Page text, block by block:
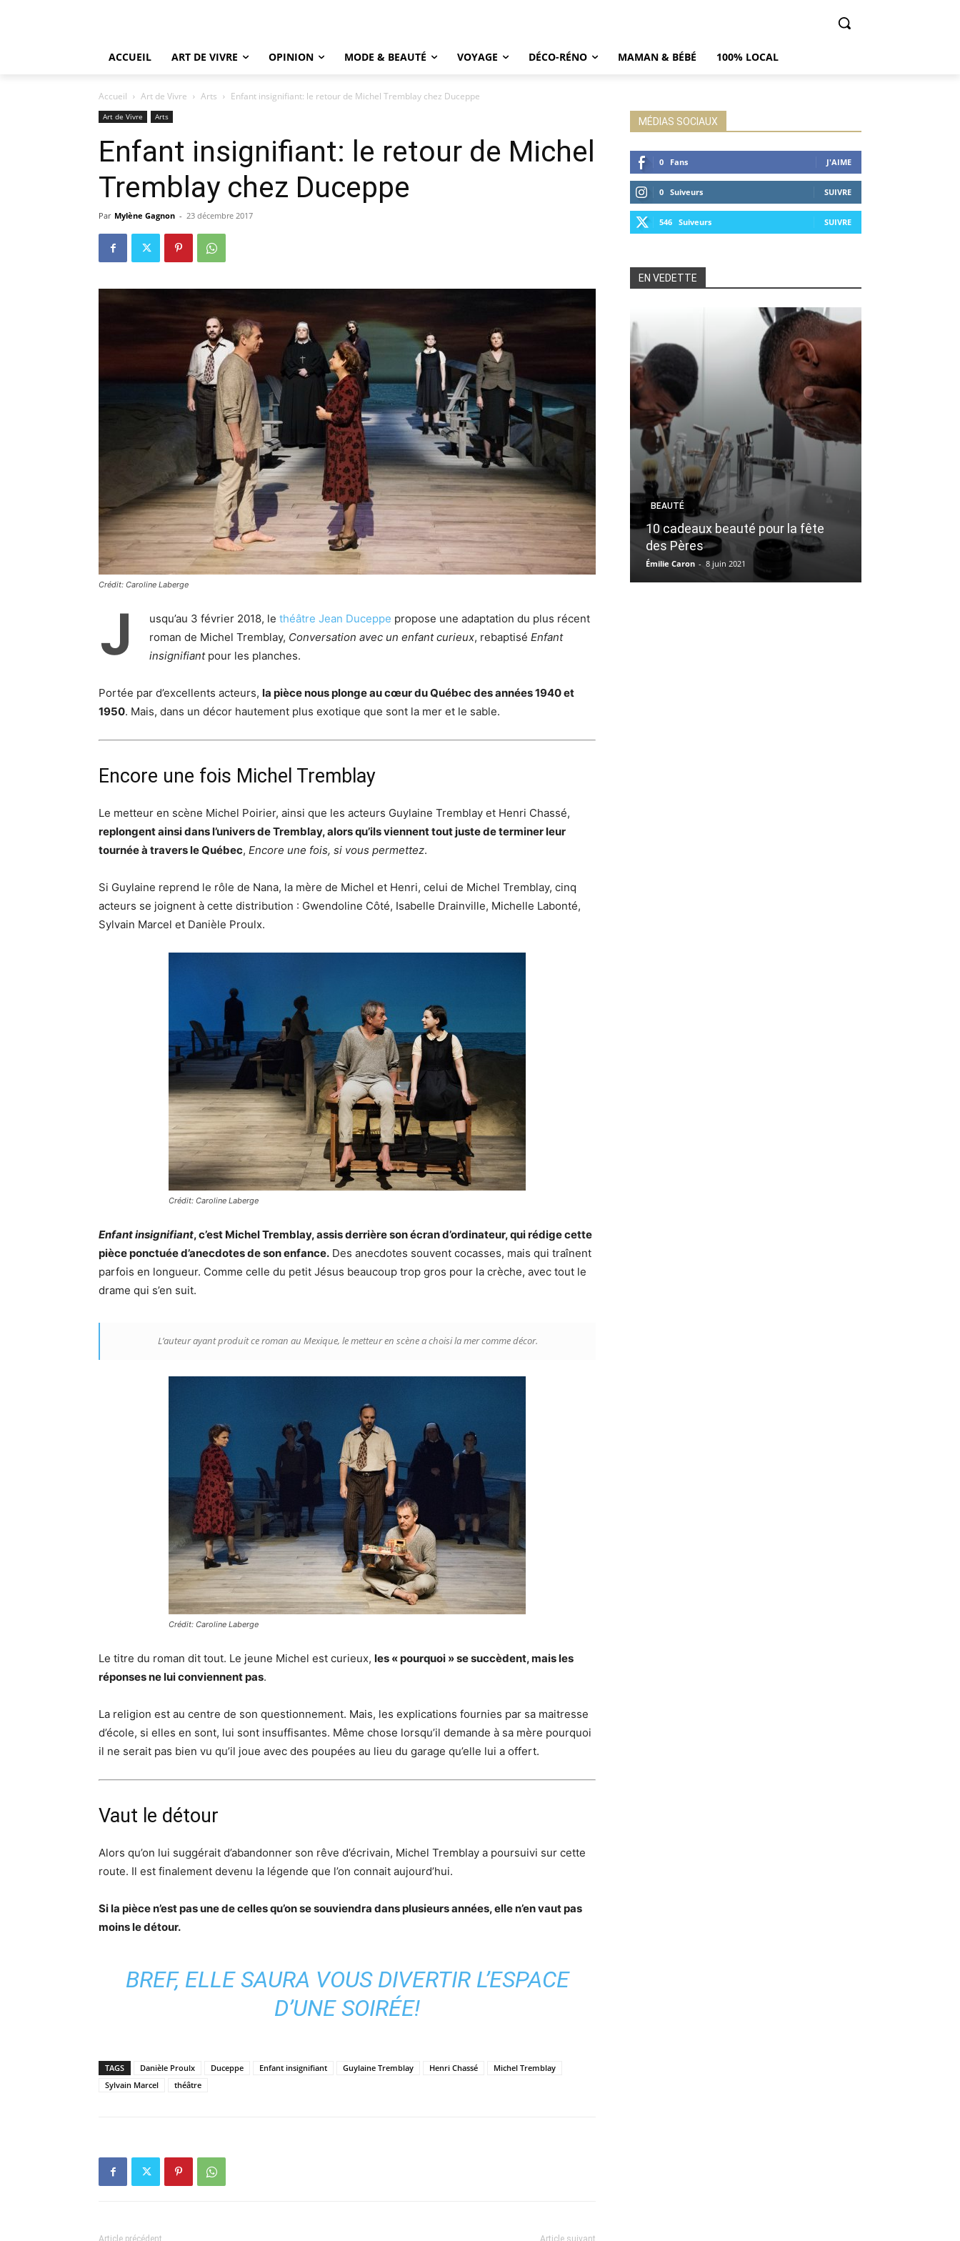
ACCUEIL ART DE VIVRE OPINION MODE & BEAUTÉ VOYAGE DÉCO-RÉNO MAMAN & BÉBÉ 100% LOCAL
Accueil Art de Vivre Arts Enfant insignifiant: le retour de Michel Tremblay chez Duceppe
Art de Vivre Arts
Enfant insignifiant: le retour de Michel
Tremblay chez Duceppe
Par Mylène Gagnon - 23 décembre 2017
Crédit: Caroline Laberge
J usqu’au 3 février 2018, le théâtre Jean Duceppe propose une adaptation du plus récent
roman de Michel Tremblay, Conversation avec un enfant curieux, rebaptisé Enfant
insignifiantpour les planches.
Portée par d’excellents acteurs, la pièce nous plonge au cœur du Québec des années 1940 et
1950. Mais, dans un décor hautement plus exotique que sont la mer et le sable.
Encore une fois Michel Tremblay
Le metteur en scène Michel Poirier, ainsi que les acteurs Guylaine Tremblay et Henri Chassé,
replongent ainsi dans l’univers de Tremblay, alors qu’ils viennent tout juste de terminer leur
tournée à travers le Québec, Encore une fois, si vous permettez.
Si Guylaine reprend le rôle de Nana, la mère de Michel et Henri, celui de Michel Tremblay, cinq
acteurs se joignent à cette distribution : Gwendoline Côté, Isabelle Drainville, Michelle Labonté,
Sylvain Marcel et Danièle Proulx.
Crédit: Caroline Laberge
Enfant insignifiant, c’est Michel Tremblay, assis derrière son écran d’ordinateur, qui rédige cette
pièce ponctuée d’anecdotes de son enfance. Des anecdotes souvent cocasses, mais qui traînent
parfois en longueur. Comme celle du petit Jésus beaucoup trop gros pour la crèche, avec tout le
drame qui s’en suit.
L’auteur ayant produit ce roman au Mexique, le metteur en scène a choisi la mer comme décor.
Crédit: Caroline Laberge
Le titre du roman dit tout. Le jeune Michel est curieux, les « pourquoi » se succèdent, mais les
réponses ne lui conviennent pas.
La religion est au centre de son questionnement. Mais, les explications fournies par sa maitresse
d’école, si elles en sont, lui sont insuffisantes. Même chose lorsqu’il demande à sa mère pourquoi
il ne serait pas bien vu qu’il joue avec des poupées au lieu du garage qu’elle lui a offert.
Vaut le détour
Alors qu’on lui suggérait d’abandonner son rêve d’écrivain, Michel Tremblay a poursuivi sur cette
route. Il est finalement devenu la légende que l’on connait aujourd’hui.
Si la pièce n’est pas une de celles qu’on se souviendra dans plusieurs années, elle n’en vaut pas
moins le détour.
BREF, ELLE SAURA VOUS DIVERTIR L’ESPACE
D’UNE SOIRÉE!
TAGS Danièle Proulx Duceppe Enfant insignifiant Guylaine Tremblay Henri Chassé
Michel Tremblay
Sylvain Marcel
théâtre
Article précédent Article suivant
MÉDIAS SOCIAUX
0 Fans J'AIME
0 Suiveurs SUIVRE
546 Suiveurs SUIVRE
EN VEDETTE
BEAUTÉ
10 cadeaux beauté pour la fête
des Pères
Émilie Caron - 8 juin 2021